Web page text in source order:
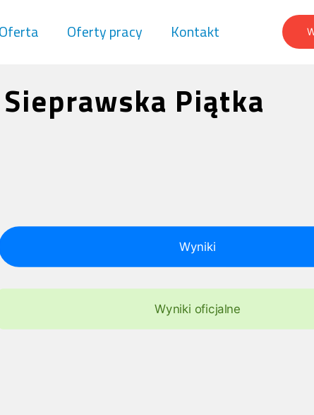
Oferta Oferty pracy Kontakt
Piątka
Wyniki
Wyniki oficjalne